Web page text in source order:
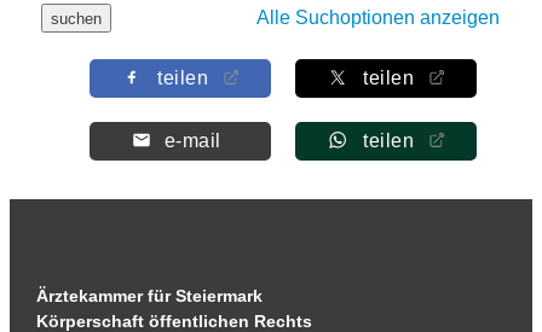
Alle Suchoptionen anzeigen
teilen teilen
e-mail teilen
Ärztekammer für Steiermark
Körperschaft öffentlichen Rechts